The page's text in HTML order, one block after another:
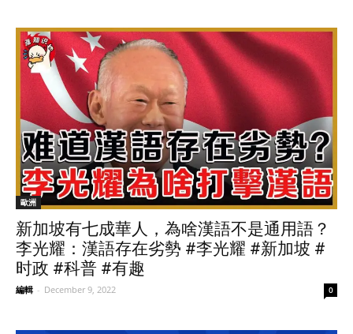
歐洲
新加坡有七成華人，為啥漢語不是通用語？
李光耀：漢語存在劣勢 #李光耀 #新加坡 #
时政 #科普 #有趣
編輯 - December 9, 2022 0